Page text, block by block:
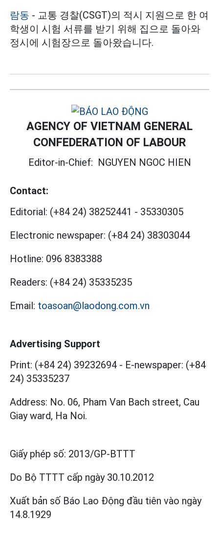
람동 - 교통 경찰(CSGT)의 적시 지원으로 한 여
학생이 시험 서류를 받기 위해 집으로 돌아와
정시에 시험장으로 돌아왔습니다.
AGENCY OF VIETNAM GENERAL
CONFEDERATION OF LABOUR
Editor-in-Chief: NGUYEN NGOC HIEN
Contact:
Editorial: (+84 24) 38252441 - 35330305
Electronic newspaper: (+84 24) 38303044
Hotline: 096 8383388
Readers: (+84 24) 35335235
Email: toasoan@laodong.com.vn
Advertising Support
Print: (+84 24) 39232694 - E-newspaper: (+84
24) 35335237
Address: No. 06, Pham Van Bach street, Cau
Giay ward, Ha Noi.
Giấy phép số: 2013/GP-BTTT
Do Bộ TTTT cấp ngày 30.10.2012
Xuất bản số Báo Lao Động đầu tiên vào ngày
14.8.1929